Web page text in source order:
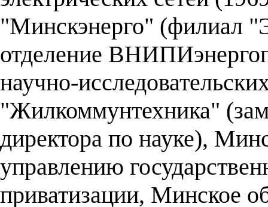
"Минскэнерго" (филиал
отделение
научно-
"Жилкоммунтехника"
директора по науке),
управлению
приватизации, Минское